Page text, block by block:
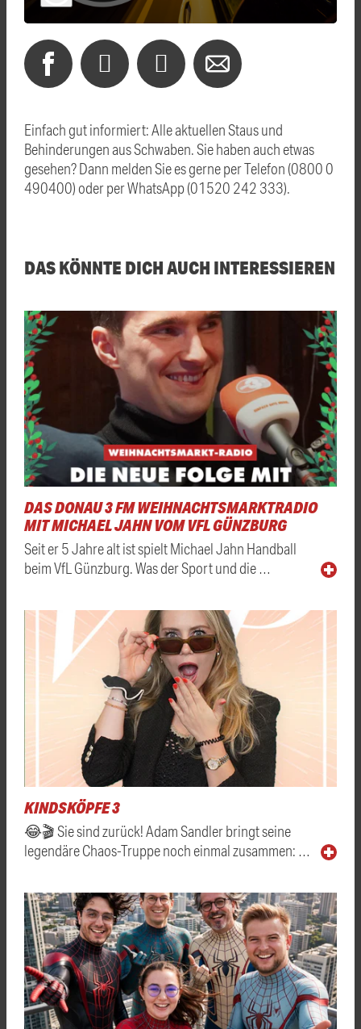
Einfach gut informiert: Alle aktuellen Staus und
Behinderungen aus Schwaben. Sie haben auch etwas
gesehen? Dann melden Sie es gerne per Telefon (0800 0
490400) oder per WhatsApp (01520 242 333).
DAS KÖNNTE DICH AUCH INTERESSIEREN
DAS DONAU 3 FM WEIHNACHTSMARKTRADIO
MIT MICHAEL JAHN VOM VFL GÜNZBURG
Seit er 5 Jahre alt ist spielt Michael Jahn Handball
beim VfL Günzburg. Was der Sport und die …
KINDSKÖPFE 3
😂🎬 Sie sind zurück! Adam Sandler bringt seine
legendäre Chaos-Truppe noch einmal zusammen: …